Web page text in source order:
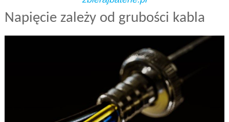
Napięcie zależy od grubości kabla